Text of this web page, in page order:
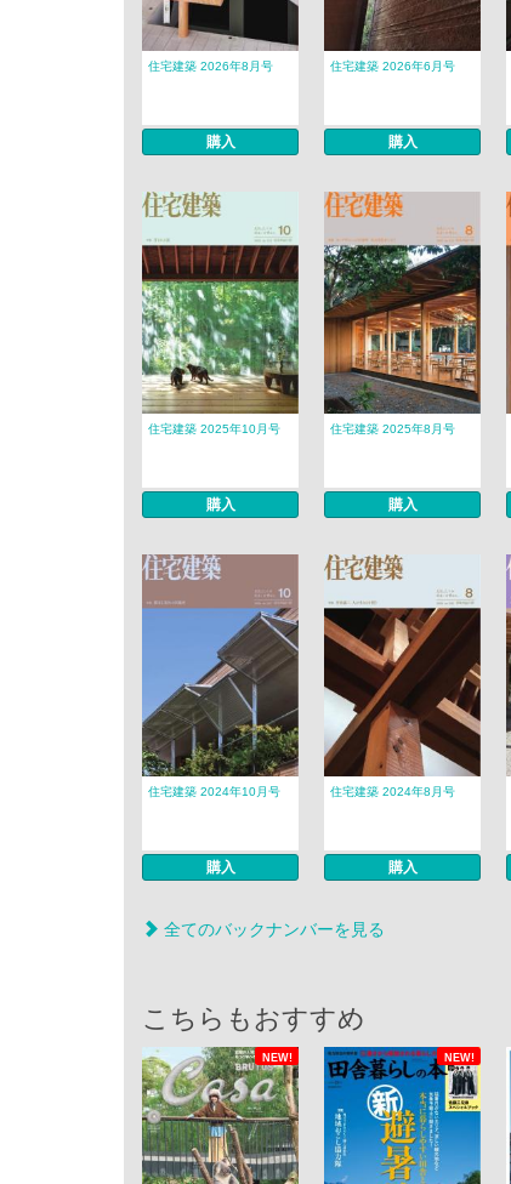
住宅建築 2026年8月号
購入
住宅建築 2026年6月号
購入
住宅建築 2025年10月号
購入
住宅建築 2025年8月号
購入
住宅建築 2024年10月号
購入
住宅建築 2024年8月号
購入
全てのバックナンバーを見る
こちらもおすすめ
NEW! NEW!